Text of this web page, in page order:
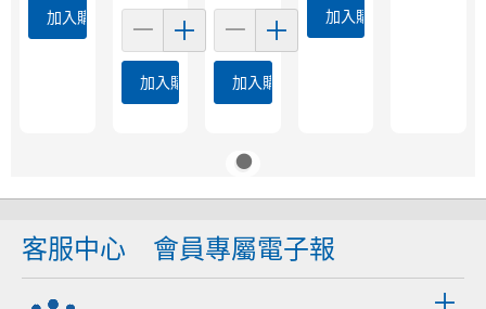
加入購物車
加入購物車 加入購物車
加入購物車
客服中心 會員專屬電子報